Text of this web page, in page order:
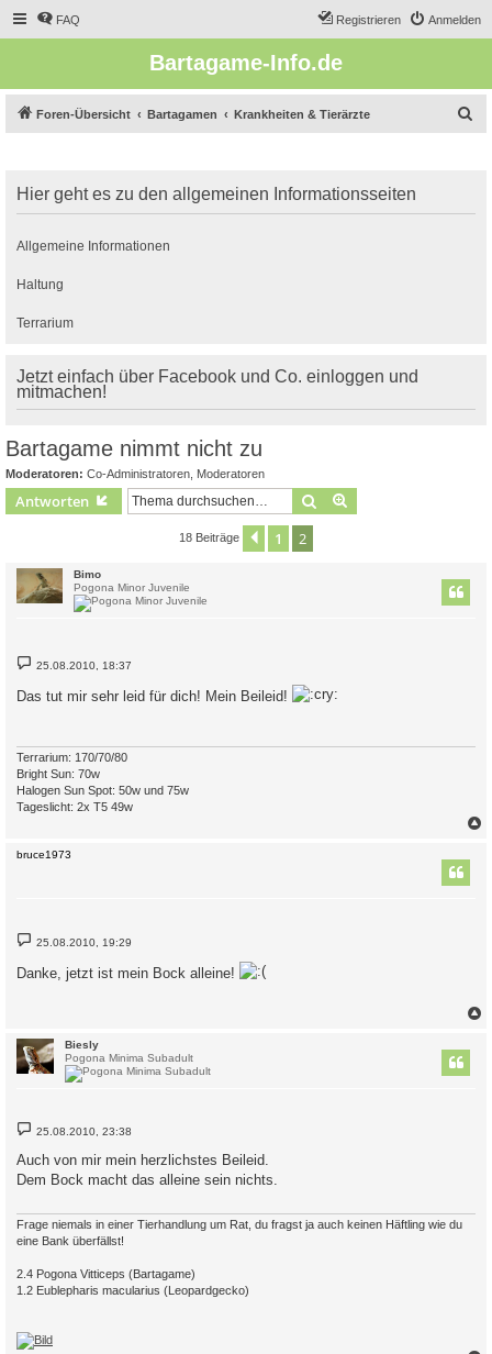
FAQ Anmelden
Registrieren
Bartagame-Info.de
Foren-Übersicht Bartagamen Krankheiten & Tierärzte
e
Hier geht es zu den allgemeinen Informationsseiten
Allgemeine Informationen
Haltung
Terrarium
Jetzt einfach über Facebook und Co. einloggen und
mitmachen!
Bartagame nimmt nicht zu
Moderatoren: Co-Administratoren Moderatoren
Antworten Suche
18 Beiträge Vorherige
1 2
Bimo
Pogona Minor Juvenile
B
e
t
25.08.2010, 18:37
Das tut mir sehr leid für dich! Mein Beileid!
Terrarium: 170/70/80
Bright Sun: 70w
Halogen Sun Spot: 50w und 75w
Tageslicht: 2x T5 49w
bruce1973
B
e
t
25.08.2010, 19:29
Danke, jetzt ist mein Bock alleine!
Biesly
Pogona Minima Subadult
B
e
t
r
25.08.2010, 23:38
Auch von mir mein herzlichstes Beileid.
Dem Bock macht das alleine sein nichts.
Frage niemals in einer Tierhandlung um Rat, du fragst ja auch keinen Häftling wie du
eine Bank überfällst!
2.4 Pogona Vitticeps (Bartagame)
1.2 Eublepharis macularius (Leopardgecko)